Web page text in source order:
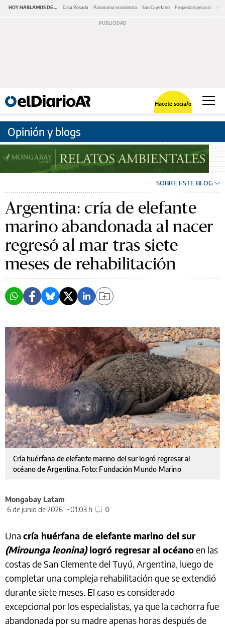
HOY HABLAMOS DE... Casa Rosada Panorama económico San Cayetano Propiedad privada
Hacete socia/o
Opinión y blogs
SOBRE ESTE BLOG
Argentina: cría de elefante
marino abandonada al nacer
regresó al mar tras siete
meses de rehabilitación
Cría huérfana de elefante marino del sur logró regresar al
océano de Argentina. Foto: Fundación Mundo Marino
Mongabay Latam
6 de junio de 2026
01:03 h 0
Una cría huérfana de elefante marino del sur
(Mirounga leonina)logró regresar al océanoen las
costas de San Clemente del Tuyú, Argentina, luego de
completar una compleja rehabilitación que se extendió
durante siete meses. El caso es considerado
excepcional por los especialistas, ya que la cachorra fue
abandonada por su madre apenas horas después de